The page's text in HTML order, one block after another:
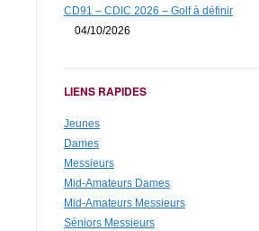
CD91 – CDIC 2026 – Golf à définir
04/10/2026
LIENS RAPIDES
Jeunes
Dames
Messieurs
Mid-Amateurs Dames
Mid-Amateurs Messieurs
Séniors Messieurs